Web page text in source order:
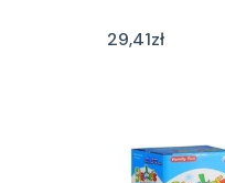
29,41zł